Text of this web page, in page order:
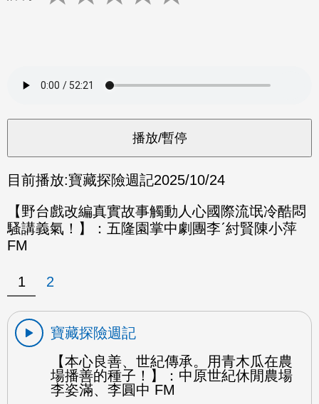
目前播放:寶藏探險週記2025/10/24
【野台戲改編真實故事觸動人心國際流氓冷酷悶
騷講義氣！】：五隆園掌中劇團李ˊ紂賢陳小萍
FM
1 2
寶藏探險週記
【本心良善、世紀傳承。用青木瓜在農
場播善的種子！】：中原世紀休閒農場
李姿滿、李圓中 FM